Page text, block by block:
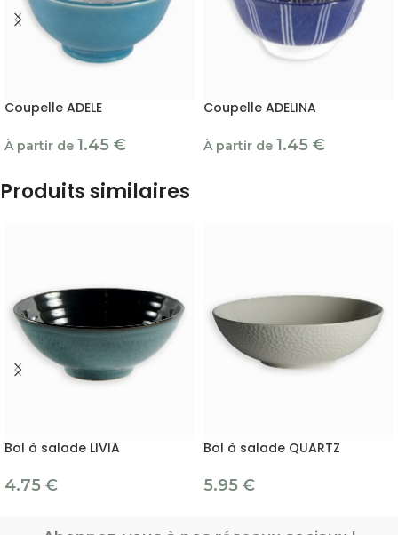
Coupelle ADELE
À partir de 1.45 €
Coupelle ADELINA
À partir de 1.45 €
Produits similaires
Bol à salade LIVIA
4.75 €
Bol à salade QUARTZ
5.95 €